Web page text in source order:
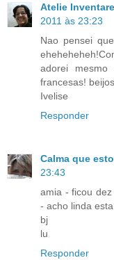
Atelie
2011 às 23:23
Nao pensei
adorei
francesas!
Ivelise
Responder
Calma que
23:43
amia - ficou
- acho linda
bj
lu
Responder